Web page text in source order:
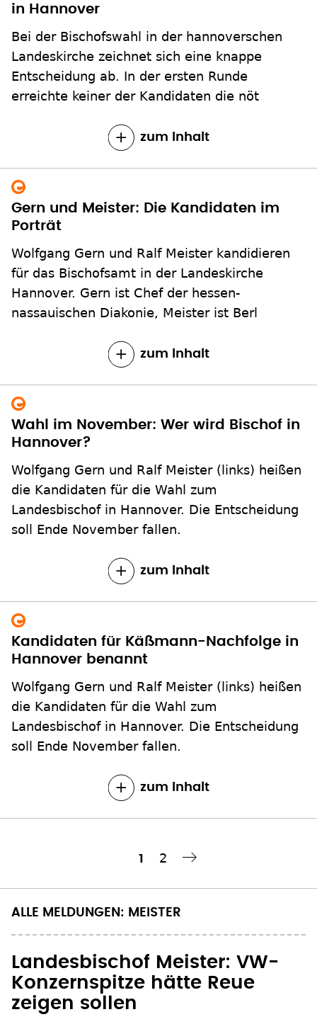
in Hannover
Bei der Bischofswahl in der hannoverschen
Landeskirche zeichnet sich eine knappe
Entscheidung ab. In der ersten Runde
erreichte keiner der Kandidaten die nöt
zum Inhalt
Gern und Meister: Die Kandidaten im
Porträt
Wolfgang Gern und Ralf Meister kandidieren
für das Bischofsamt in der Landeskirche
Hannover. Gern ist Chef der hessen-
nassauischen Diakonie, Meister ist Berl
zum Inhalt
Wahl im November: Wer wird Bischof in
Hannover?
Wolfgang Gern und Ralf Meister (links) heißen
die Kandidaten für die Wahl zum
Landesbischof in Hannover. Die Entscheidung
soll Ende November fallen.
zum Inhalt
Kandidaten für Käßmann-Nachfolge in
Hannover benannt
Wolfgang Gern und Ralf Meister (links) heißen
die Kandidaten für die Wahl zum
Landesbischof in Hannover. Die Entscheidung
soll Ende November fallen.
zum Inhalt
Aktuelle
1 Seite
2
ALLE MELDUNGEN: MEISTER
Landesbischof Meister: VW-
Konzernspitze hätte Reue
zeigen sollen